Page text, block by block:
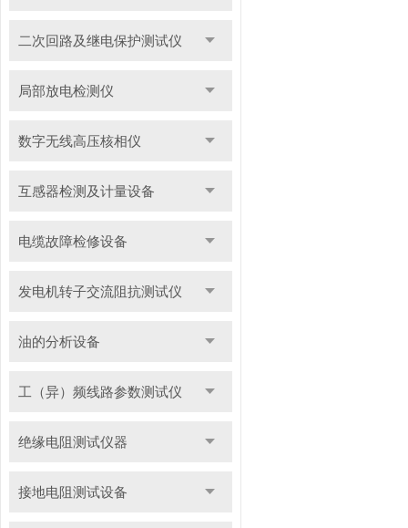
二次回路及继电保护测试仪
局部放电检测仪
数字无线高压核相仪
互感器检测及计量设备
电缆故障检修设备
发电机转子交流阻抗测试仪
油的分析设备
工（异）频线路参数测试仪
绝缘电阻测试仪器
接地电阻测试设备